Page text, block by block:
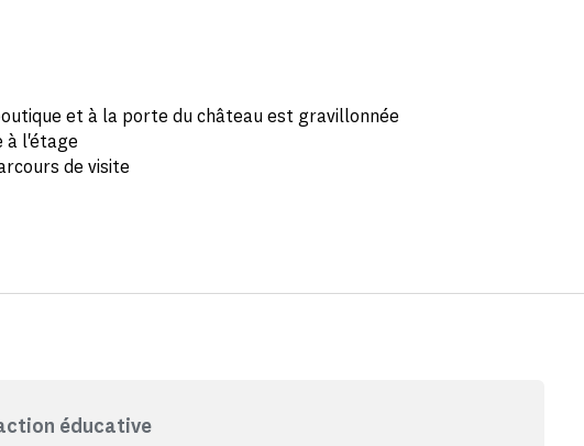
et à la porte du château est gravillonnée
à l'étage
de visite
éducative